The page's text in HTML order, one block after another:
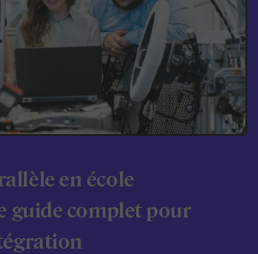
en école
guide complet pour